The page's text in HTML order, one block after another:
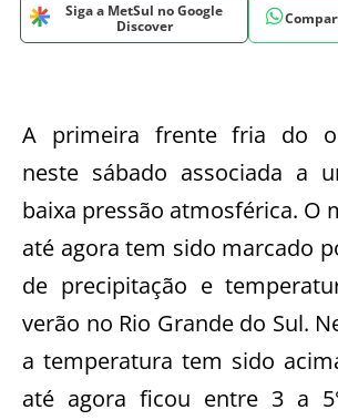
Siga a MetSul no Google
Discover
A primeira frente fria do
neste sábado associada a
baixa pressão atmosférica. O
até agora tem sido marcado
de precipitação e
verão no Rio Grande do Sul.
a temperatura tem sido
até agora ficou entre 3 a